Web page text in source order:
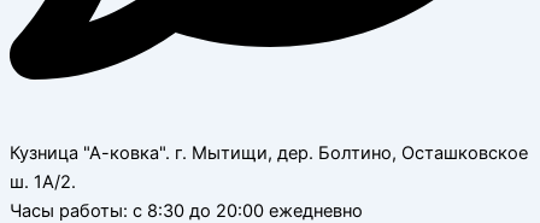
Кузница "А-ковка". г. Мытищи, дер. Болтино, Осташковское
ш. 1А/2.
Часы работы: с 8:30 до 20:00 ежедневно